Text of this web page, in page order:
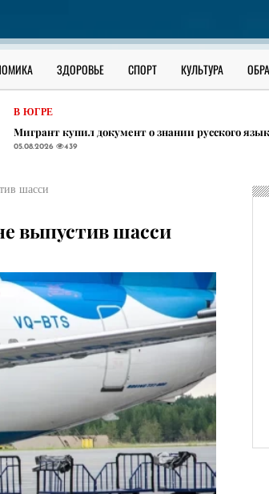
ЗДОРОВЬЕ СПОРТ КУЛЬТУРА
05.08.2026 422
В ЮГРЕ
Мигрант купил документ о знании русского
05.08.2026 439
Вахтовик из Башкирии пропал на
шасси
выпустив шасси